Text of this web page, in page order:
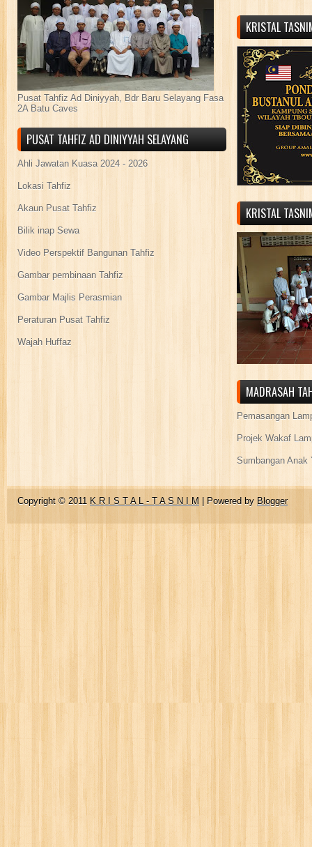
Pusat Tahfiz Ad Diniyyah, Bdr Baru Selayang Fasa
2A Batu Caves
PUSAT TAHFIZ AD DINIYYAH SELAYANG
Ahli Jawatan Kuasa 2024 - 2026
Lokasi Tahfiz
Akaun Pusat Tahfiz
Bilik inap Sewa
Video Perspektif Bangunan Tahfiz
Gambar pembinaan Tahfiz
Gambar Majlis Perasmian
Peraturan Pusat Tahfiz
Wajah Huffaz
KRISTAL
KRISTAL
MADRASAH
Pemasangan
Projek Wakaf
Sumbangan Anak
Copyright © 2011 K R I S T A L - T A S N I M | Powered by Blogger